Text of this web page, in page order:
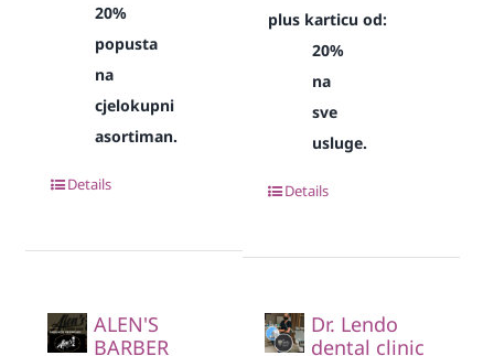
20%
popusta
na
cjelokupni
asortiman.
Details
plus karticu od:
20%
na
sve
usluge.
Details
ALEN'S
BARBER
Dr. Lendo
dental clinic